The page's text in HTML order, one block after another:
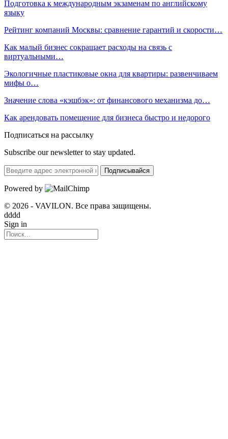
Подготовка к международным экзаменам по английскому
языку
Рейтинг компаний Москвы: сравнение гарантий и скорости…
Как малый бизнес сокращает расходы на связь с
виртуальными…
Экологичные пластиковые окна для квартиры: развенчиваем
мифы о…
Значение слова «кэшбэк»: от финансового механизма до…
Как арендовать помещение для бизнеса быстро и недорого
Подписаться на рассылку
Subscribe our newsletter to stay updated.
Подписывайся
Powered by
© 2026 - VAVILON. Все права защищены.
dddd
Sign in